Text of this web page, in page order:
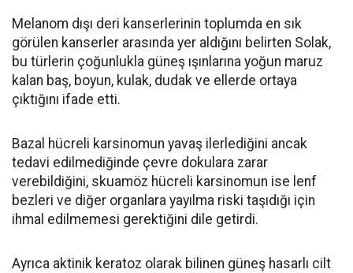
Melanom dışı deri kanserlerinin toplumda en sık
görülen kanserler arasında yer aldığını belirten Solak,
bu türlerin çoğunlukla güneş ışınlarına yoğun maruz
kalan baş, boyun, kulak, dudak ve ellerde ortaya
çıktığını ifade etti.
Bazal hücreli karsinomun yavaş ilerlediğini ancak
tedavi edilmediğinde çevre dokulara zarar
verebildiğini, skuamöz hücreli karsinomun ise lenf
bezleri ve diğer organlara yayılma riski taşıdığı için
ihmal edilmemesi gerektiğini dile getirdi.
Ayrıca aktinik keratoz olarak bilinen güneş hasarlı cilt